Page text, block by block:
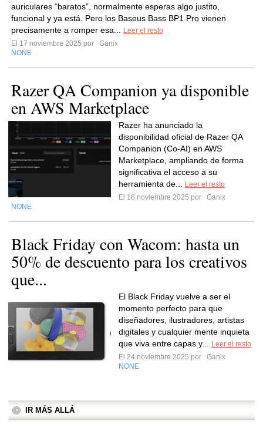
auriculares “baratos”, normalmente esperas algo justito,
funcional y ya está. Pero los Baseus Bass BP1 Pro vienen
precisamente a romper esa...
Leer el resto
El 17 noviembre 2025 por
Ganix
NONE
Razer QA Companion ya disponible
en AWS Marketplace
Razer ha anunciado la
disponibilidad oficial de Razer QA
Companion (Co-AI) en AWS
Marketplace, ampliando de forma
significativa el acceso a su
herramienta de...
Leer el resto
El 18 noviembre 2025 por
Ganix
NONE
Black Friday con Wacom: hasta un
50% de descuento para los creativos
que...
El Black Friday vuelve a ser el
momento perfecto para que
diseñadores, ilustradores, artistas
digitales y cualquier mente inquieta
que viva entre capas y...
Leer el resto
El 24 noviembre 2025 por
Ganix
NONE
IR MÁS ALLÁ